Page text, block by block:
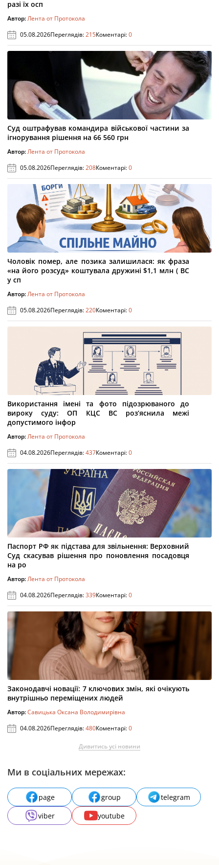
разі їх осп
Автор:Лента от Протокола
05.08.2026Переглядів:215Коментарі:0
Суд оштрафував командира військової частини за
ігнорування рішення на 66 560 грн
Автор:Лента от Протокола
05.08.2026Переглядів:208Коментарі:0
Чоловік помер, але позика залишилася: як фраза
«на його розсуд» коштувала дружині $1,1 млн ( ВС
у сп
Автор:Лента от Протокола
05.08.2026Переглядів:220Коментарі:0
Використання імені та фото підозрюваного до
вироку суду: ОП КЦС ВС роз’яснила межі
допустимого інфор
Автор:Лента от Протокола
04.08.2026Переглядів:437Коментарі:0
Паспорт РФ як підстава для звільнення: Верховний
Суд скасував рішення про поновлення посадовця
на ро
Автор:Лента от Протокола
04.08.2026Переглядів:339Коментарі:0
Законодавчі новації: 7 ключових змін, які очікують
внутрішньо переміщених людей
Автор:Савицька Оксана Володимирівна
04.08.2026Переглядів:480Коментарі:0
Дивитись усі новини
Ми в соціальних мережах:
page group
telegram
viber
youtube